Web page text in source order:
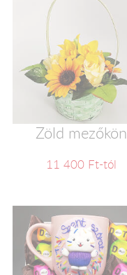
Zöld mezőkön
11 400 Ft-tól